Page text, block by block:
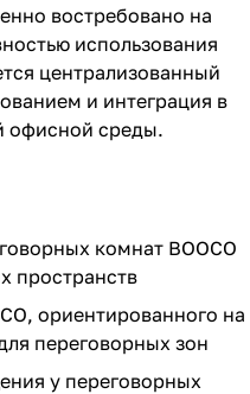
востребовано на
использования
централизованный
и интеграция в
офисной среды.
комнат BOOCO
пространств
ориентированного на
переговорных зон
у переговорных